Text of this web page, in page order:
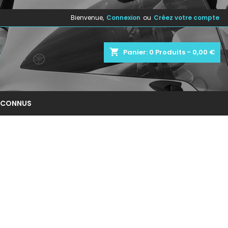
Bienvenue, Connexion ou Créez votre compte
shopping_cart Panier: 0 Produits - 0,00 €